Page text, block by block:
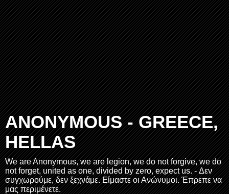
ANONYMOUS - GREECE,
HELLAS
We are Anonymous, we are legion, we do not forgive, we do
not forget, united as one, divided by zero, expect us. - Δεν
συγχωρούμε, δεν ξεχνάμε. Είμαστε οι Ανώνυμοι. Έπρεπε να
μας περιμένετε.